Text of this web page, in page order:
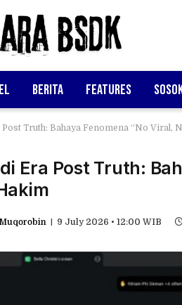
Berita Features
Truth: Bahaya Fenomena “No Viral,
Era Post Truth:
9 July 2026 • 12:00 WIB